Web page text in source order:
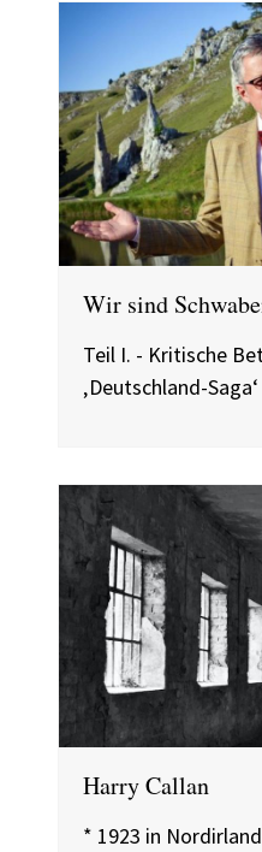
Wir sind
Teil I. - Kritische
‚Deutschland-Saga‘
Harry Callan
* 1923 in Nordirland